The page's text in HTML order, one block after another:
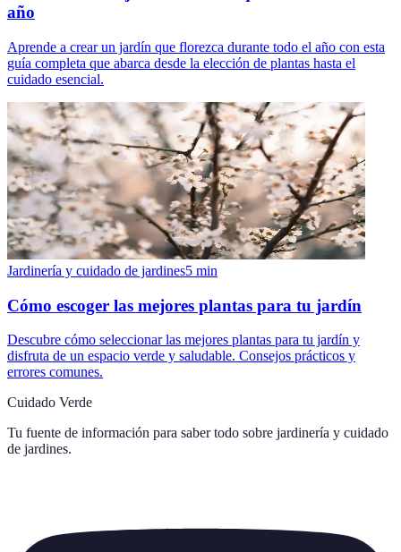
año
Aprende a crear un jardín que florezca durante todo el año con esta
guía completa que abarca desde la elección de plantas hasta el
cuidado esencial.
Jardinería y cuidado de jardines5 min
Cómo escoger las mejores plantas para tu jardín
Descubre cómo seleccionar las mejores plantas para tu jardín y
disfruta de un espacio verde y saludable. Consejos prácticos y
errores comunes.
Cuidado Verde
Tu fuente de información para saber todo sobre jardinería y cuidado
de jardines.